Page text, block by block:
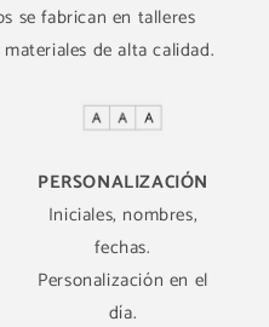
se fabrican en talleres
de alta calidad.
PERSONALIZACIÓN
Iniciales, nombres,
fechas.
Personalización en el
día.